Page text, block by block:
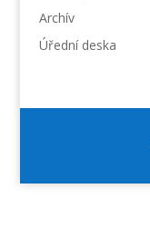
Archív
Úřední deska